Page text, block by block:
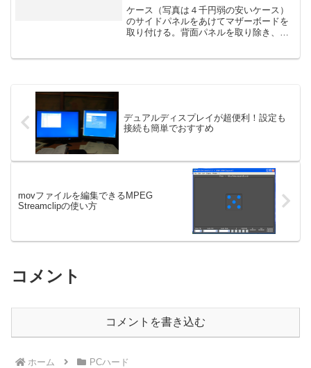
ケース（写真は４千円弱の安いケース）
のサイドパネルをあけてマザーボードを
取り付ける。背面パネルを取り除き、マ
デュアルディスプレイが超便利！設定も
接続も簡単でおすすめ
movファイルを編集できるMPEG
Streamclipの使い方
コメント
コメントを書き込む
ホーム PCハード